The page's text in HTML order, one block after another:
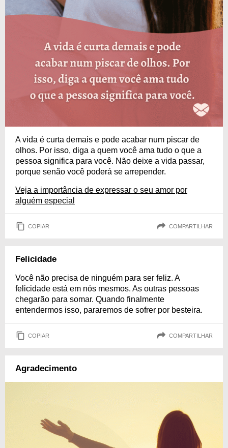
A vida é curta demais e pode acabar num piscar de
olhos. Por isso, diga a quem você ama tudo o que a
pessoa significa para você. Não deixe a vida passar,
porque senão você poderá se arrepender.
Veja a importância de expressar o seu amor por
alguém especial
COPIAR COMPARTILHAR
Felicidade
Você não precisa de ninguém para ser feliz. A
felicidade está em nós mesmos. As outras pessoas
chegarão para somar. Quando finalmente
entendermos isso, pararemos de sofrer por besteira.
COPIAR COMPARTILHAR
Agradecimento